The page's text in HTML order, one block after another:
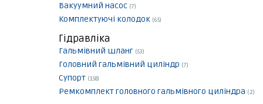
Вакуумний насос (7)
Комплектуючі колодок (65)
Гідравліка
Гальмівний шланг (53)
Головний гальмівний циліндр (7)
Супорт (158)
Ремкомплект головного гальмівного циліндра (2)